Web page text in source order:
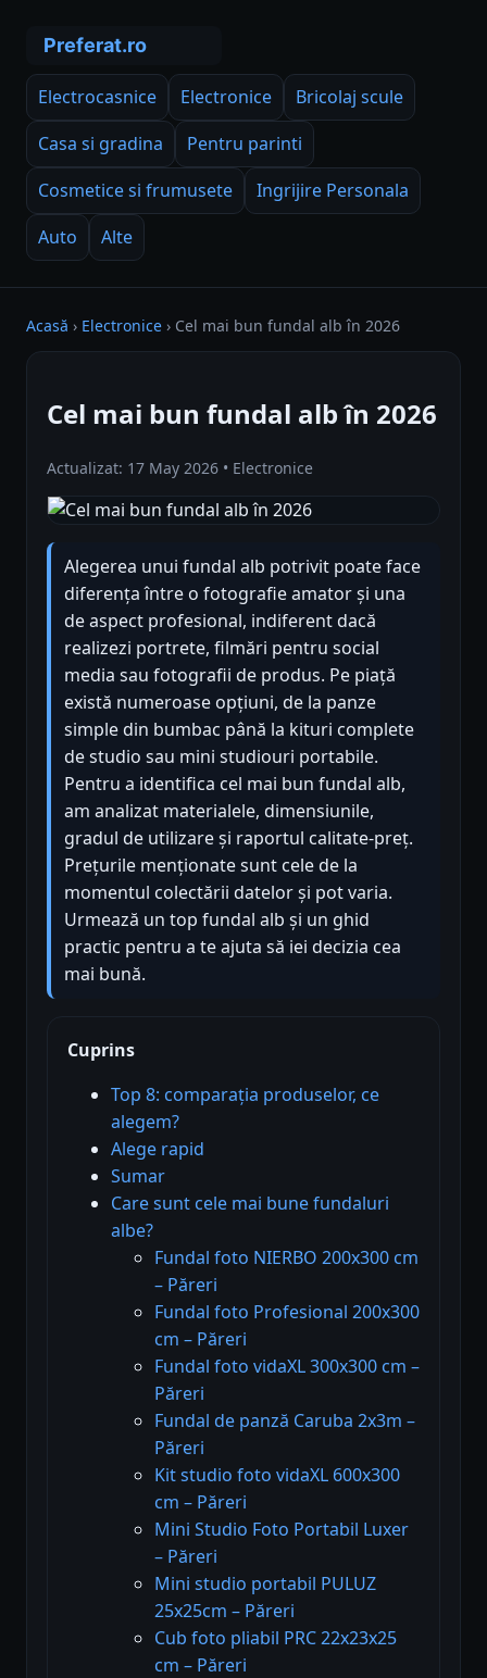
Electrocasnice Electronice
Bricolaj scule
Casa si gradina
Pentru parinti
Cosmetice si frumusete
Ingrijire Personala
Auto
Alte
Acasă › Electronice › Cel mai bun fundal alb în 2026
Cel mai bun fundal alb în 2026
Actualizat: 17 May 2026 • Electronice
Alegerea unui fundal alb potrivit poate face
diferența între o fotografie amator și una
de aspect profesional, indiferent dacă
realizezi portrete, filmări pentru social
media sau fotografii de produs. Pe piață
există numeroase opțiuni, de la panze
simple din bumbac până la kituri complete
de studio sau mini studiouri portabile.
Pentru a identifica cel mai bun fundal alb,
am analizat materialele, dimensiunile,
gradul de utilizare și raportul calitate-preț.
Prețurile menționate sunt cele de la
momentul colectării datelor și pot varia.
Urmează un top fundal alb și un ghid
practic pentru a te ajuta să iei decizia cea
mai bună.
Cuprins
Top 8: comparația produselor, ce
alegem?
Alege rapid
Sumar
Care sunt cele mai bune fundaluri
albe?
Fundal foto NIERBO 200x300 cm
– Păreri
Fundal foto Profesional 200x300
cm – Păreri
Fundal foto vidaXL 300x300 cm –
Păreri
Fundal de panză Caruba 2x3m –
Păreri
Kit studio foto vidaXL 600x300
cm – Păreri
Mini Studio Foto Portabil Luxer
– Păreri
Mini studio portabil PULUZ
25x25cm – Păreri
Cub foto pliabil PRC 22x23x25
cm – Păreri